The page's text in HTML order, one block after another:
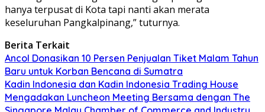
hanya terpusat di Kota tapi nanti akan merata
keseluruhan Pangkalpinang,” tuturnya.
Berita Terkait
Ancol Donasikan 10 Persen Penjualan Tiket Malam Tahun
Baru untuk Korban Bencana di Sumatra
Kadin Indonesia dan Kadin Indonesia Trading House
Mengadakan Luncheon Meeting Bersama dengan The